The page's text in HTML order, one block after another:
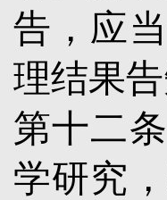
告，应
理结果
第十二条
学研究